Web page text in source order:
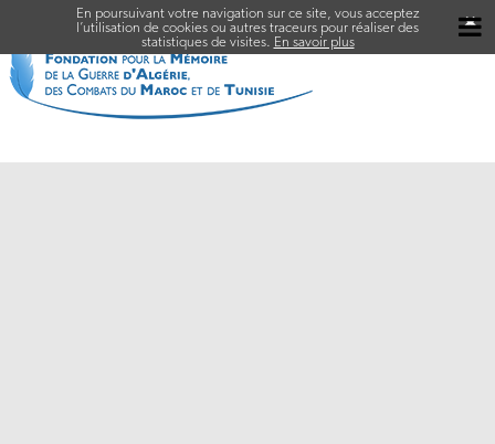
En poursuivant votre navigation sur ce site, vous acceptez
l’utilisation de cookies ou autres traceurs pour réaliser des
statistiques de visites. En savoir plus
✖